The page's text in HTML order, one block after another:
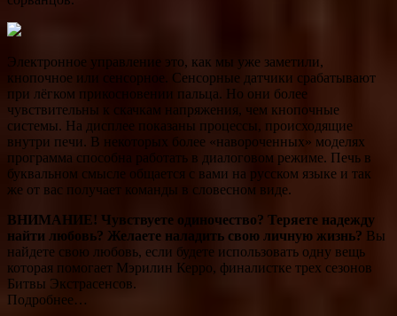
Электронное управление это, как мы уже заметили,
кнопочное или сенсорное. Сенсорные датчики срабатывают
при лёгком прикосновении пальца. Но они более
чувствительны к скачкам напряжения, чем кнопочные
системы. На дисплее показаны процессы, происходящие
внутри печи. В некоторых более «навороченных» моделях
программа способна работать в диалоговом режиме. Печь в
буквальном смысле общается с вами на русском языке и так
же от вас получает команды в словесном виде.
ВНИМАНИЕ! Чувствуете одиночество? Теряете надежду
найти любовь? Желаете наладить свою личную жизнь? Вы
найдете свою любовь, если будете использовать одну вещь
которая помогает Мэрилин Керро, финалистке трех сезонов
Битвы Экстрасенсов.
Подробнее…